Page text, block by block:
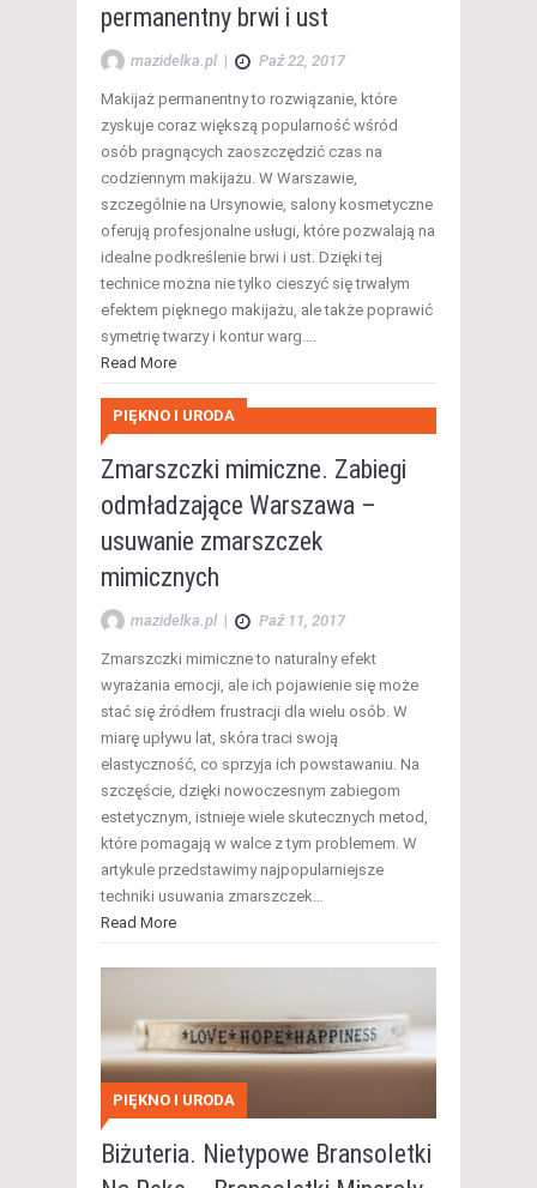
permanentny brwi i ust
mazidelka.pl | Paź 22, 2017
Makijaż permanentny to rozwiązanie, które
zyskuje coraz większą popularność wśród
osób pragnących zaoszczędzić czas na
codziennym makijażu. W Warszawie,
szczególnie na Ursynowie, salony kosmetyczne
oferują profesjonalne usługi, które pozwalają na
idealne podkreślenie brwi i ust. Dzięki tej
technice można nie tylko cieszyć się trwałym
efektem pięknego makijażu, ale także poprawić
symetrię twarzy i kontur warg….
Read More
PIĘKNO I URODA
Zmarszczki mimiczne. Zabiegi
odmładzające Warszawa –
usuwanie zmarszczek
mimicznych
mazidelka.pl | Paź 11, 2017
Zmarszczki mimiczne to naturalny efekt
wyrażania emocji, ale ich pojawienie się może
stać się źródłem frustracji dla wielu osób. W
miarę upływu lat, skóra traci swoją
elastyczność, co sprzyja ich powstawaniu. Na
szczęście, dzięki nowoczesnym zabiegom
estetycznym, istnieje wiele skutecznych metod,
które pomagają w walce z tym problemem. W
artykule przedstawimy najpopularniejsze
techniki usuwania zmarszczek…
Read More
PIĘKNO I URODA
Biżuteria. Nietypowe Bransoletki